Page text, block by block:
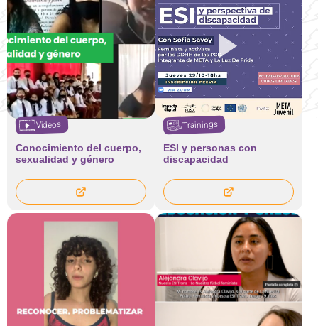
Videos
Conocimiento del cuerpo,
sexualidad y género
Trainings
ESI y personas con
discapacidad